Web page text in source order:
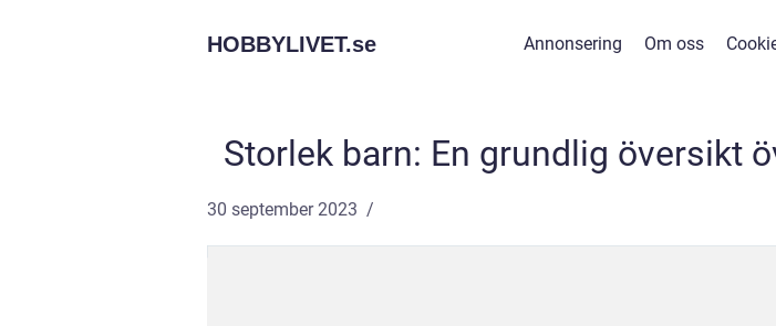
HOBBYLIVET.se Annonsering Om oss
Storlek barn: En grundlig översikt
30 september 2023